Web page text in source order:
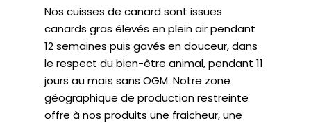
Nos cuisses de canard sont issues
canards gras élevés en plein air pendant
12 semaines puis gavés en douceur, dans
le respect du bien-être animal, pendant 11
jours au maïs sans OGM. Notre zone
géographique de production restreinte
offre à nos produits une fraicheur, une